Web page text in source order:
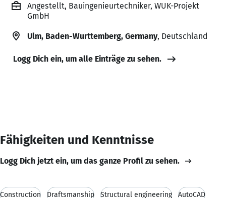
Angestellt, Bauingenieurtechniker, WUK-Projekt
GmbH
Ulm, Baden-Wurttemberg, Germany, Deutschland
Logg Dich ein, um alle Einträge zu sehen.
Fähigkeiten und Kenntnisse
Logg Dich jetzt ein, um das ganze Profil zu sehen.
Construction Draftsmanship Structural engineering AutoCAD